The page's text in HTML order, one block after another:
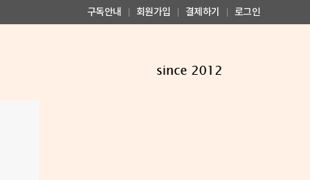
구독안내 회원가입 결제하기 로그인